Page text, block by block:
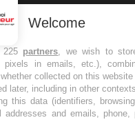
toutes les semaines les
Welcome
partners, we wish to
pixels in emails, etc.),
collected on this
later, including in other
this data (identifiers,
addresses and emails,